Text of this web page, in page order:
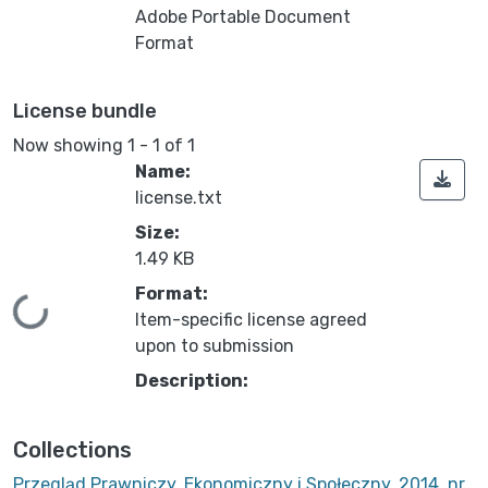
Adobe Portable Document
Format
License bundle
Now showing 1 - 1 of 1
Name:
license.txt
Size:
1.49 KB
Format:
Item-specific license agreed
upon to submission
Description:
Collections
Przegląd Prawniczy, Ekonomiczny i Społeczny, 2014, nr